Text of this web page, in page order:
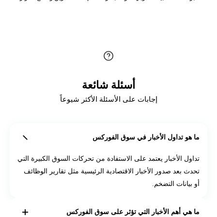
أسئلة شائعة
إجابات على الأسئلة الأكثر شيوعاً
ما هو تداول الأخبار في سوق الفوركس
تداول الأخبار يعتمد على الاستفادة من تحركات السوق الكبيرة التي
تحدث بعد صدور الأخبار الاقتصادية الرئيسية مثل تقارير الوظائف
أو بيانات التضخم.
ما هي أهم الأخبار التي تؤثر على سوق الفوركس